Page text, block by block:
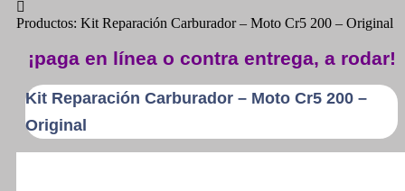
Productos: Kit Reparación Carburador – Moto Cr5 200 – Original
¡paga en línea o contra entrega, a rodar!
Kit Reparación Carburador – Moto Cr5 200 –
Original